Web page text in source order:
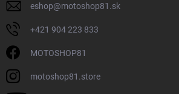
eshop@motoshop81.sk
+421 904 223 833
MOTOSHOP81
motoshop81.store